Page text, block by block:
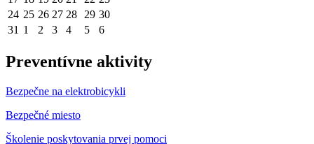
24 25 26 27 28 29 30
31 1 2 3 4 5 6
Preventívne aktivity
Bezpečne na elektrobicykli
Bezpečné miesto
Školenie poskytovania prvej pomoci